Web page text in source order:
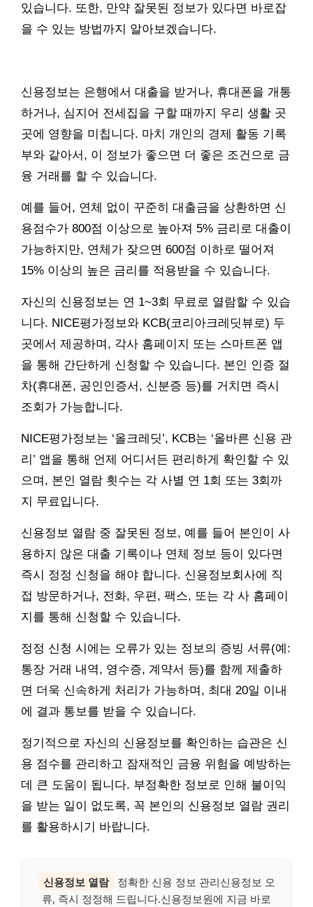
있습니다. 또한, 만약 잘못된 정보가 있다면 바로잡
을 수 있는 방법까지 알아보겠습니다.
신용정보는 은행에서 대출을 받거나, 휴대폰을 개통
하거나, 심지어 전세집을 구할 때까지 우리 생활 곳
곳에 영향을 미칩니다. 마치 개인의 경제 활동 기록
부와 같아서, 이 정보가 좋으면 더 좋은 조건으로 금
융 거래를 할 수 있습니다.
예를 들어, 연체 없이 꾸준히 대출금을 상환하면 신
용점수가 800점 이상으로 높아져 5% 금리로 대출이
가능하지만, 연체가 잦으면 600점 이하로 떨어져
15% 이상의 높은 금리를 적용받을 수 있습니다.
자신의 신용정보는 연 1~3회 무료로 열람할 수 있습
니다. NICE평가정보와 KCB(코리아크레딧뷰로) 두
곳에서 제공하며, 각사 홈페이지 또는 스마트폰 앱
을 통해 간단하게 신청할 수 있습니다. 본인 인증 절
차(휴대폰, 공인인증서, 신분증 등)를 거치면 즉시
조회가 가능합니다.
NICE평가정보는 ‘올크레딧’, KCB는 ‘올바른 신용 관
리’ 앱을 통해 언제 어디서든 편리하게 확인할 수 있
으며, 본인 열람 횟수는 각 사별 연 1회 또는 3회까
지 무료입니다.
신용정보 열람 중 잘못된 정보, 예를 들어 본인이 사
용하지 않은 대출 기록이나 연체 정보 등이 있다면
즉시 정정 신청을 해야 합니다. 신용정보회사에 직
접 방문하거나, 전화, 우편, 팩스, 또는 각 사 홈페이
지를 통해 신청할 수 있습니다.
정정 신청 시에는 오류가 있는 정보의 증빙 서류(예:
통장 거래 내역, 영수증, 계약서 등)를 함께 제출하
면 더욱 신속하게 처리가 가능하며, 최대 20일 이내
에 결과 통보를 받을 수 있습니다.
정기적으로 자신의 신용정보를 확인하는 습관은 신
용 점수를 관리하고 잠재적인 금융 위험을 예방하는
데 큰 도움이 됩니다. 부정확한 정보로 인해 불이익
을 받는 일이 없도록, 꼭 본인의 신용정보 열람 권리
를 활용하시기 바랍니다.
신용정보 열람
정확한 신용 정보 관리신용정보 오
류, 즉시 정정해 드립니다.신용정보원에 지금 바로